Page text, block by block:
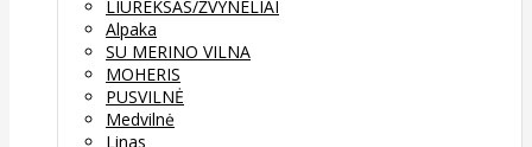
LIUREKSAS/ŽVYNELIAI
Alpaka
SU MERINO VILNA
MOHERIS
PUSVILNĖ
Medvilnė
Linas